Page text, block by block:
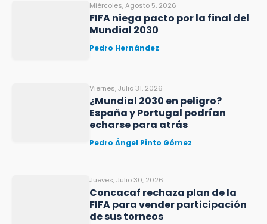
Miércoles, Agosto 5, 2026
FIFA niega pacto por la final del
Mundial 2030
Pedro Hernández
Viernes, Julio 31, 2026
¿Mundial 2030 en peligro?
España y Portugal podrían
echarse para atrás
Pedro Ángel Pinto Gómez
Jueves, Julio 30, 2026
Concacaf rechaza plan de la
FIFA para vender participación
de sus torneos